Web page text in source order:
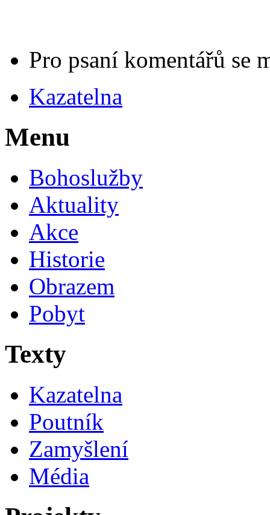
Pro psaní komentářů se
Kazatelna
Menu
Bohoslužby
Aktuality
Akce
Historie
Obrazem
Pobyt
Texty
Kazatelna
Poutník
Zamyšlení
Média